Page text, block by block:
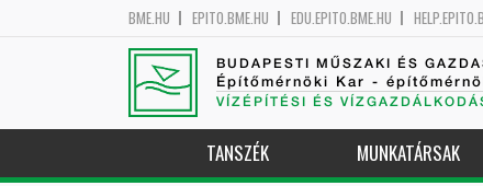
BME.HU EPITO.BME.HU EDU.EPITO.BME.HU
BUDAPESTI MŰSZAKI ÉS
Építőmérnöki Kar -
VÍZÉPÍTÉSI ÉS
TANSZÉK MUNKATÁRSAK